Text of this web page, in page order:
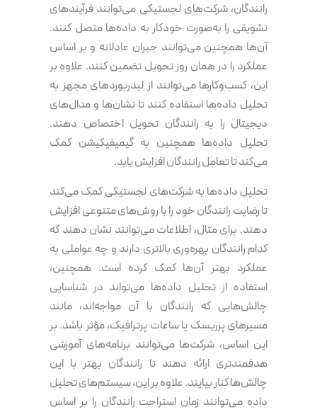
رانندگان، شرکت‌های لجستیکی می‌توانند فرآیندهای
تشویقی را به‌صورت خودکار به داده‌ها متصل کنند.
آن‌ها همچنین می‌توانند جبران عادلانه و بر اساس
عملکرد را در همان روز تحویل تضمین کنند. علاوه بر
این، کسب‌وکارها می‌توانند از لیدربوردهای مجهز به
تحلیل داده‌ها استفاده کنند تا نشان‌ها و مدال‌های
دیجیتال را به رانندگان تحویل اختصاص دهند.
تحلیل داده‌ها همچنین به گیمیفیکیشن کمک
می‌کند تا تعامل رانندگان افزایش یابد.
تحلیل داده‌ها به شرکت‌های لجستیکی کمک می‌کند
تا رضایت رانندگان خود را با روش‌های متنوعی افزایش
دهند. برای مثال، اطلاعات می‌توانند نشان دهند که
کدام رانندگان بهره‌وری بالاتری دارند و چه عواملی به
عملکرد بهتر آن‌ها کمک کرده است. همچنین،
استفاده از تحلیل داده‌ها می‌تواند در شناسایی
چالش‌هایی که رانندگان با آن مواجه‌اند، مانند
مسیرهای پرریسک یا ساعات پرترافیک، مؤثر باشد. بر
این اساس، شرکت‌ها می‌توانند برنامه‌های آموزشی
هدفمندتری ارائه دهند تا رانندگان بهتر با این
چالش‌ها کنار بیایند. علاوه بر این، سیستم‌های تحلیل
داده می‌توانند زمان استراحت رانندگان را بر اساس